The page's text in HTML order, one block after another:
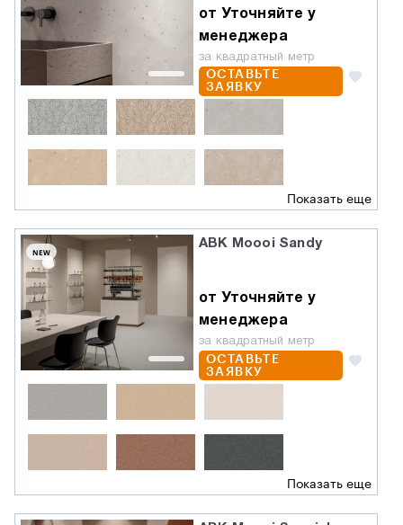
от Уточняйте у
менеджера
за квадратный метр
ОСТАВЬТЕ
ЗАЯВКУ
Показать еще
NEW
ABK Moooi Sandy
от Уточняйте у
менеджера
за квадратный метр
ОСТАВЬТЕ
ЗАЯВКУ
Показать еще